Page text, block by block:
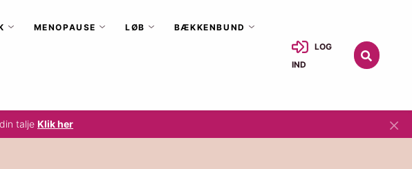
LOG
IND
MENOPAUSE LØB BÆKKENBUND
talje Klik her ×